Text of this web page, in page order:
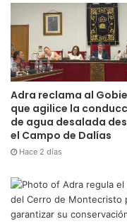
Adra reclama al
que agilice la
de agua desalada
el Campo de Dalías
Hace 2 días